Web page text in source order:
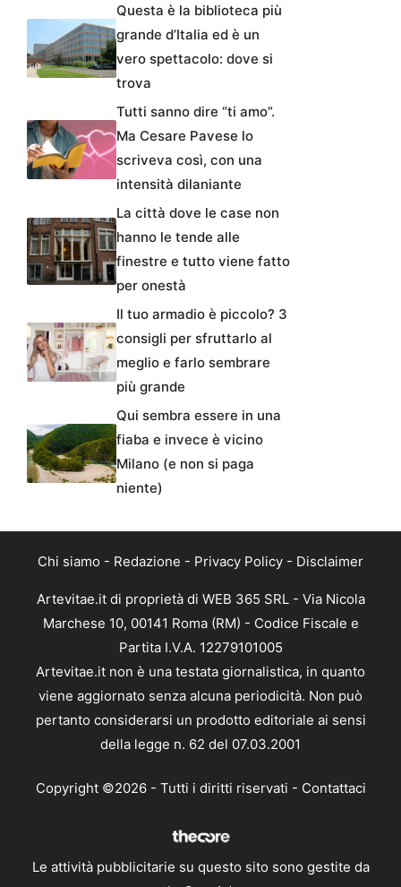
Questa è la biblioteca più
grande d’Italia ed è un
vero spettacolo: dove si
trova
Tutti sanno dire “ti amo”.
Ma Cesare Pavese lo
scriveva così, con una
intensità dilaniante
La città dove le case non
hanno le tende alle
finestre e tutto viene fatto
per onestà
Il tuo armadio è piccolo? 3
consigli per sfruttarlo al
meglio e farlo sembrare
più grande
Qui sembra essere in una
fiaba e invece è vicino
Milano (e non si paga
niente)
Chi siamo - Redazione - Privacy Policy - Disclaimer
Artevitae.it di proprietà di WEB 365 SRL - Via Nicola
Marchese 10, 00141 Roma (RM) - Codice Fiscale e
Partita I.V.A. 12279101005
Artevitae.it non è una testata giornalistica, in quanto
viene aggiornato senza alcuna periodicità. Non può
pertanto considerarsi un prodotto editoriale ai sensi
della legge n. 62 del 07.03.2001
Copyright ©2026 - Tutti i diritti riservati - Contattaci
Le attività pubblicitarie su questo sito sono gestite da